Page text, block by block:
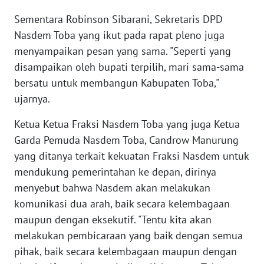
Sementara Robinson Sibarani, Sekretaris DPD
Nasdem Toba yang ikut pada rapat pleno juga
menyampaikan pesan yang sama. "Seperti yang
disampaikan oleh bupati terpilih, mari sama-sama
bersatu untuk membangun Kabupaten Toba,"
ujarnya.
Ketua Ketua Fraksi Nasdem Toba yang juga Ketua
Garda Pemuda Nasdem Toba, Candrow Manurung
yang ditanya terkait kekuatan Fraksi Nasdem untuk
mendukung pemerintahan ke depan, dirinya
menyebut bahwa Nasdem akan melakukan
komunikasi dua arah, baik secara kelembagaan
maupun dengan eksekutif. "Tentu kita akan
melakukan pembicaraan yang baik dengan semua
pihak, baik secara kelembagaan maupun dengan
WN
KALTARA
WN
KALSEL
KALTIM
WN
SULSEL
GORONTALO
WN
SULUT